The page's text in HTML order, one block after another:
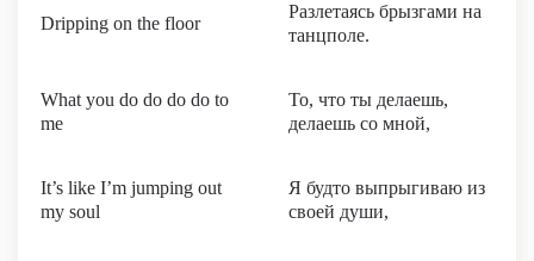
Dripping on the floor
Разлетаясь брызгами на
танцполе.
What you do do do do to
me
То, что ты делаешь,
делаешь со мной,
It’s like I’m jumping out
my soul
Я будто выпрыгиваю из
своей души,